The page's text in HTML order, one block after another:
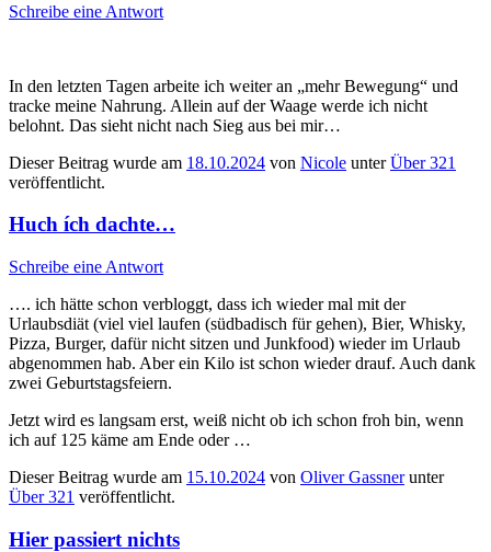
Schreibe eine Antwort
In den letzten Tagen arbeite ich weiter an „mehr Bewegung“ und
tracke meine Nahrung. Allein auf der Waage werde ich nicht
belohnt. Das sieht nicht nach Sieg aus bei mir…
Dieser Beitrag wurde am 18.10.2024 von Nicole unterÜber 321
veröffentlicht.
Huch ích dachte…
Schreibe eine Antwort
…. ich hätte schon verbloggt, dass ich wieder mal mit der
Urlaubsdiät (viel viel laufen (südbadisch für gehen), Bier, Whisky,
Pizza, Burger, dafür nicht sitzen und Junkfood) wieder im Urlaub
abgenommen hab. Aber ein Kilo ist schon wieder drauf. Auch dank
zwei Geburtstagsfeiern.
Jetzt wird es langsam erst, weiß nicht ob ich schon froh bin, wenn
ich auf 125 käme am Ende oder …
Dieser Beitrag wurde am 15.10.2024 von Oliver Gassnerunter
Über 321 veröffentlicht.
Hier passiert nichts